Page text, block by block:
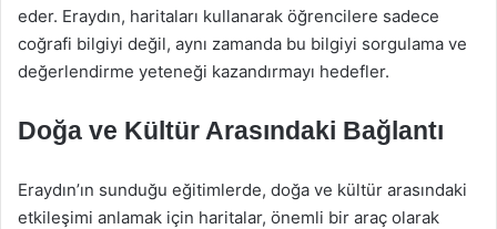
eder. Eraydın, haritaları kullanarak öğrencilere sadece
coğrafi bilgiyi değil, aynı zamanda bu bilgiyi sorgulama ve
değerlendirme yeteneği kazandırmayı hedefler.
Doğa ve Kültür Arasındaki Bağlantı
Eraydın’ın sunduğu eğitimlerde, doğa ve kültür arasındaki
etkileşimi anlamak için haritalar, önemli bir araç olarak